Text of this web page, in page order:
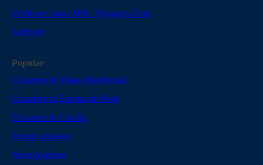
Verificare status MSC Voyagers Club
Atribuire
Popular
Croaziere în Marea Mediterană
Croaziere în Europa de Nord
Croaziere în Caraibe
Porturi populare
Nave populare